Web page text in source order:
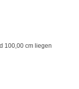
100,00 cm liegen